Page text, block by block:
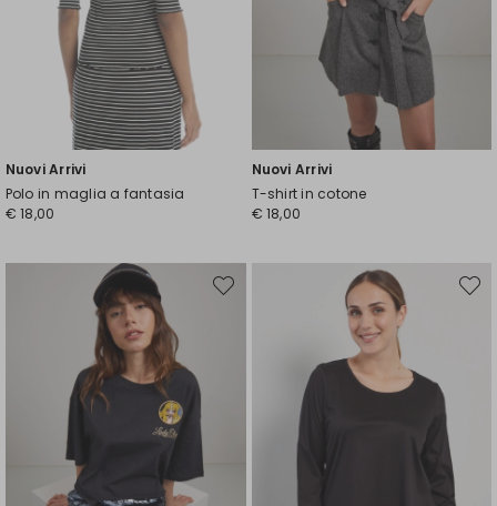
Nuovi Arrivi
Polo in maglia a fantasia
€ 18,00
Nuovi Arrivi
T-shirt in cotone
€ 18,00
Sposta